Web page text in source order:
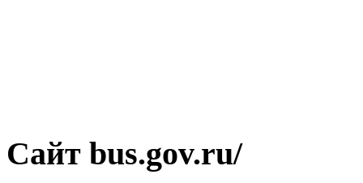
Сайт bus.gov.ru/